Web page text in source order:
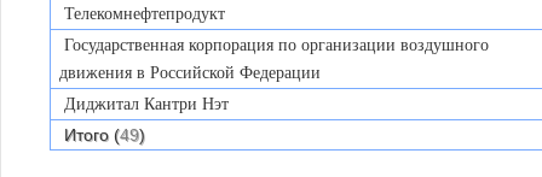
Телекомнефтепродукт
Государственная корпорация по организации воздушного
движения в Российской Федерации
Диджитал Кантри Нэт
Итого (49)